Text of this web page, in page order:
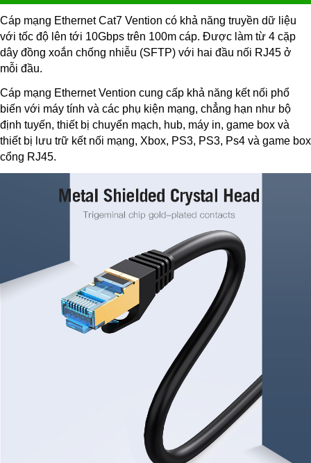
Cáp mạng Ethernet Cat7 Vention có khả năng truyền dữ liệu
với tốc độ lên tới 10Gbps trên 100m cáp. Được làm từ 4 cặp
dây đồng xoắn chống nhiễu (SFTP) với hai đầu nối RJ45 ở
mỗi đầu.
Cáp mạng Ethernet Vention cung cấp khả năng kết nối phổ
biến với máy tính và các phụ kiện mạng, chẳng hạn như bộ
định tuyến, thiết bị chuyển mạch, hub, máy in, game box và
thiết bị lưu trữ kết nối mạng, Xbox, PS3, PS3, Ps4 và game box
cổng RJ45.